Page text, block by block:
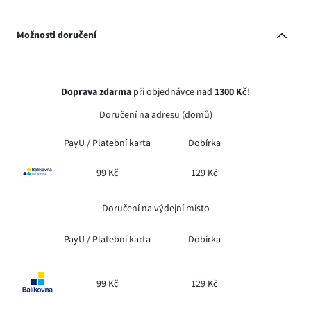
Možnosti doručení
Doprava zdarma při objednávce nad 1300 Kč!
Doručení na adresu (domů)
PayU / Platební karta Dobírka
99 Kč 129 Kč
Doručení na výdejní místo
PayU / Platební karta Dobírka
99 Kč 129 Kč